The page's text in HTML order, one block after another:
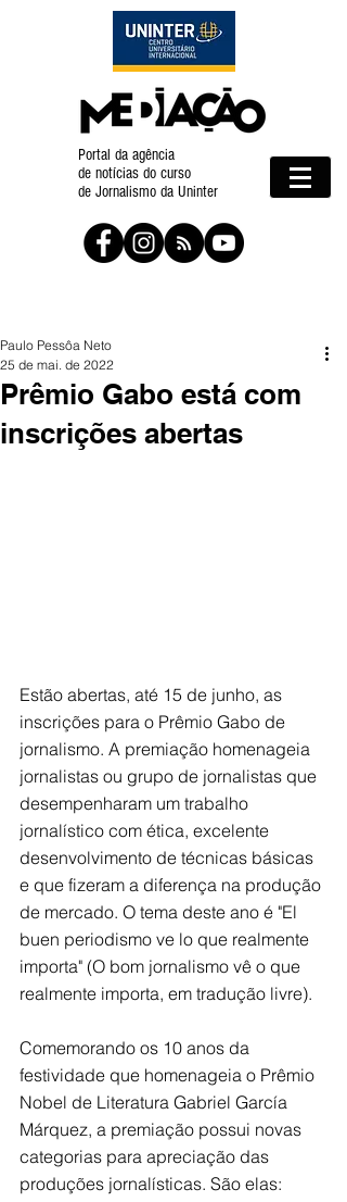
Portal da agência
de notícias do curso
de Jornalismo da Uninter
Prêmio Gabo está com
inscrições abertas
Paulo Pessôa Neto
25 de mai. de 2022
Estão abertas, até 15 de junho, as
inscrições para o Prêmio Gabo de
jornalismo. A premiação homenageia
jornalistas ou grupo de jornalistas que
desempenharam um trabalho
jornalístico com ética, excelente
desenvolvimento de técnicas básicas
e que fizeram a diferença na produção
de mercado. O tema deste ano é "El
buen periodismo ve lo que realmente
importa" (O bom jornalismo vê o que
realmente importa, em tradução livre).
Comemorando os 10 anos da
festividade que homenageia o Prêmio
Nobel de Literatura Gabriel García
Márquez, a premiação possui novas
categorias para apreciação das
produções jornalísticas. São elas: